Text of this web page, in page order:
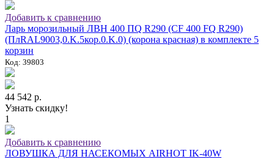
Добавить к сравнению
Ларь морозильный ЛВН 400 ПQ R290 (СF 400 FQ R290)
(ПлRAL9003,0.K.5кор.0.K.0) (корона красная) в комплекте 5
корзин
Код: 39803
44 542 р.
Узнать скидку!
1
Добавить к сравнению
ЛОВУШКА ДЛЯ НАСЕКОМЫХ AIRHOT IK-40W